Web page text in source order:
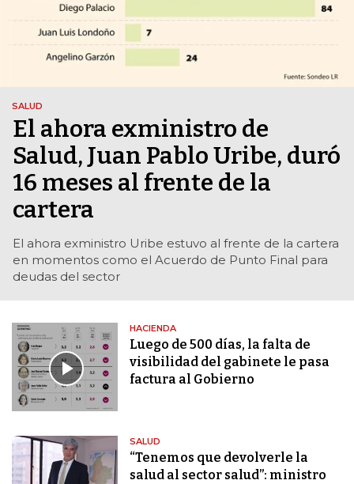
SALUD
El ahora exministro de
Salud, Juan Pablo Uribe, duró
16 meses al frente de la
cartera
El ahora exministro Uribe estuvo al frente de la cartera
en momentos como el Acuerdo de Punto Final para
deudas del sector
HACIENDA
Luego de 500 días, la falta de
visibilidad del gabinete le pasa
factura al Gobierno
SALUD
“Tenemos que devolverle la
salud al sector salud”: ministro